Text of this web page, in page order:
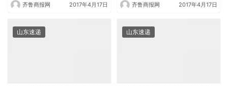
齐鲁商报网 2017年4月17日 齐鲁商报网 2017年4月17日
山东速递 山东速递